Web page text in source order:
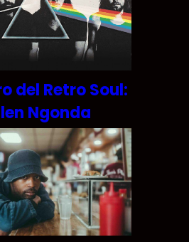
del Retro Soul:
Ngonda